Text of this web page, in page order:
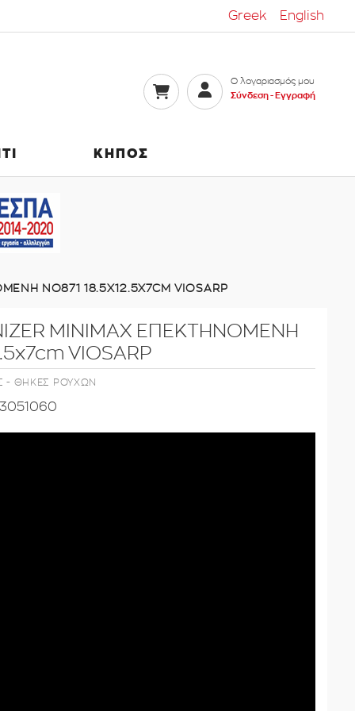
Greek English
Ο λογαριασμός μου
Σύνδεση - Εγγραφή
ΚΗΠΟΣ
ΝΟ871 18.5X12.5X7CM VIOSARP
MINIMAX ΕΠΕΚΤΗΝΟΜΕΝΗ
VIOSARP
- ΘΗΚΕΣ ΡΟΥΧΩΝ